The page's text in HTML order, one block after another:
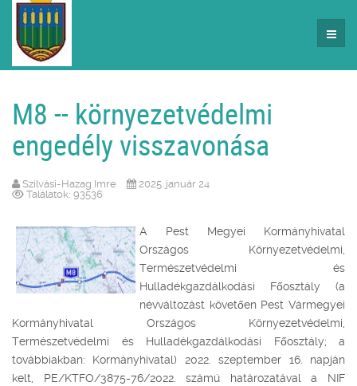
M8 -- környezetvédelmi
engedély visszavonása
Szilvási-Hazag Imre
2025. január 24
Találatok: 93536
A Pest Megyei Kormányhivatal
Országos Környezetvédelmi,
Természetvédelmi és
Hulladékgazdálkodási Főosztály (a
névváltozást követően Pest Vármegyei
Kormányhivatal Országos Környezetvédelmi,
Természetvédelmi és Hulladékgazdálkodási Főosztály; a
továbbiakban: Kormányhivatal) 2022. szeptember 16. napján
kelt, PE/KTFO/3875-76/2022. számú határozatával a NIF